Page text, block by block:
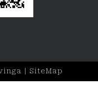
SiteMap